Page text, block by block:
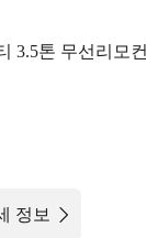
3.5톤 무선리모컨
정보